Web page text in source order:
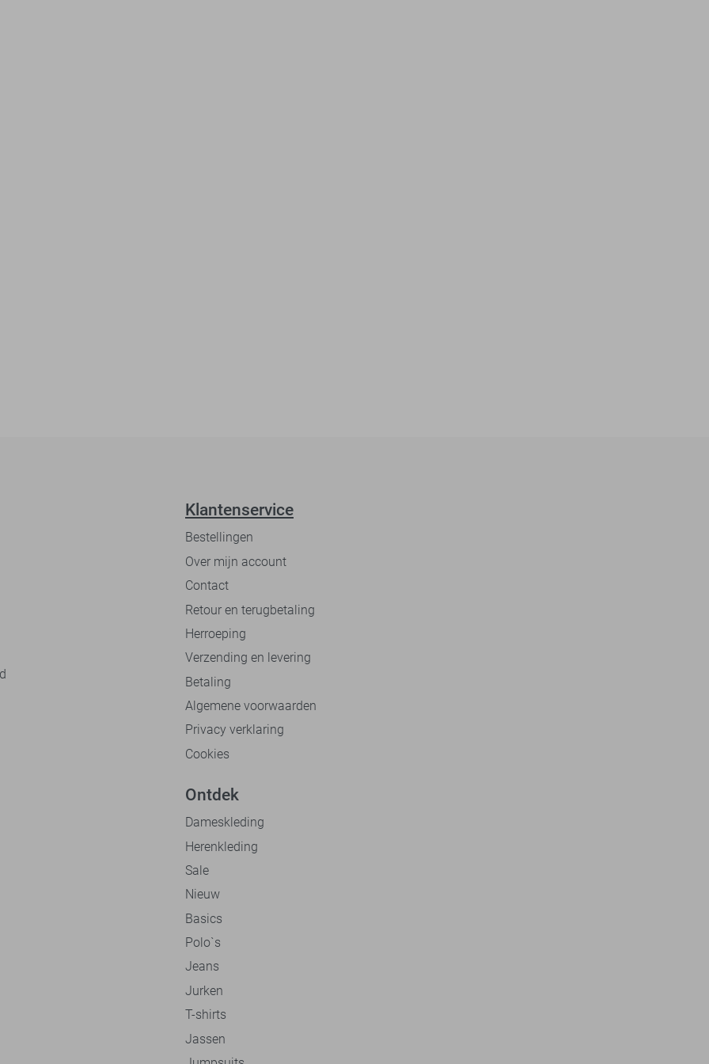
Klantenservice
Bestellingen
Over mijn account
Contact
Retour en terugbetaling
Herroeping
Verzending en levering
Betaling
Algemene voorwaarden
Privacy verklaring
Cookies
Ontdek
Dameskleding
Herenkleding
Sale
Nieuw
Basics
Polo`s
Jeans
Jurken
T-shirts
Jassen